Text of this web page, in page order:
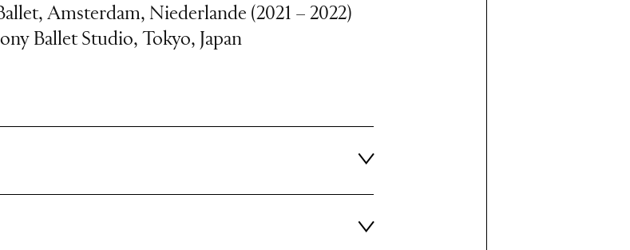
Amsterdam, Niederlande (2021 – 2022)
Ballet Studio, Tokyo, Japan